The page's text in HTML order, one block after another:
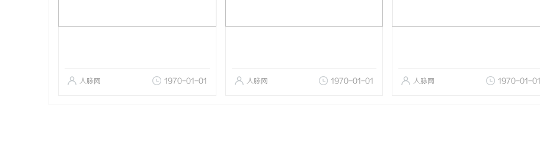
人脉网 1970-01-01 人脉网 1970-01-01 人脉网 1970-01-01